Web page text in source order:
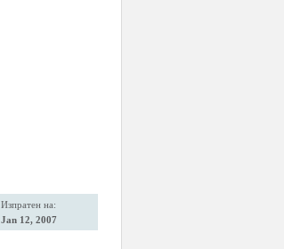
Изпратен на:
Jan 12, 2007